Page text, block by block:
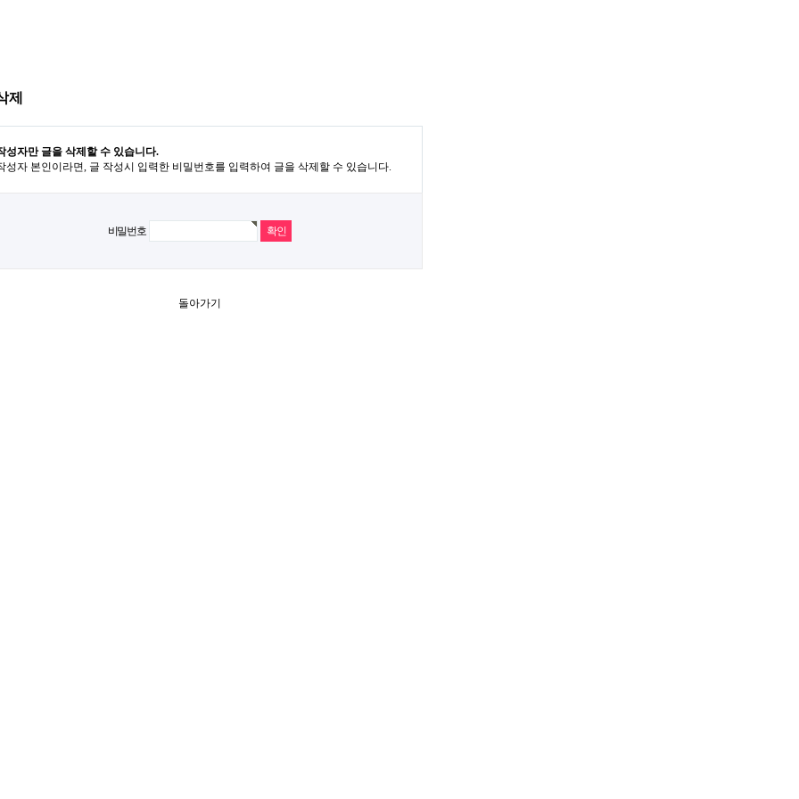
제
성자만 글을 삭제할 수 있습니다.
성자 본인이라면, 글 작성시 입력한 비밀번호를 입력하여 글을 삭제할 수 있습니다.
비밀번호
돌아가기